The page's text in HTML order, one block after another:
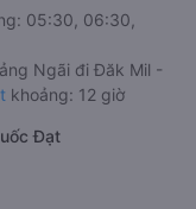
05:30, 06:30,
Ngãi đi Đăk Mil -
khoảng: 12 giờ
Đạt